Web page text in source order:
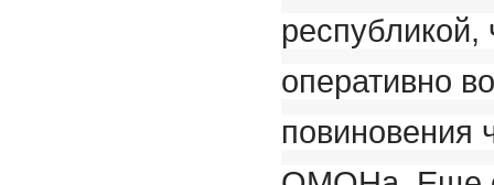
республикой,
оперативно
повиновения